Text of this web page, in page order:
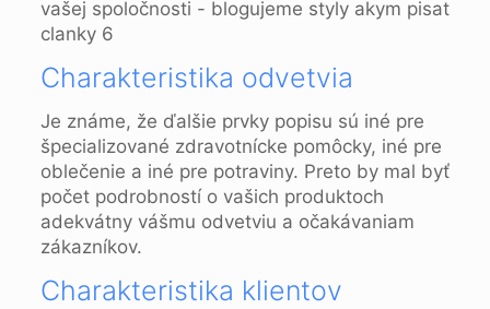
Charakteristika odvetvia
Je známe, že ďalšie prvky popisu sú iné pre
špecializované zdravotnícke pomôcky, iné pre
oblečenie a iné pre potraviny. Preto by mal byť
počet podrobností o vašich produktoch
adekvátny vášmu odvetviu a očakávaniam
zákazníkov.
Charakteristika klientov